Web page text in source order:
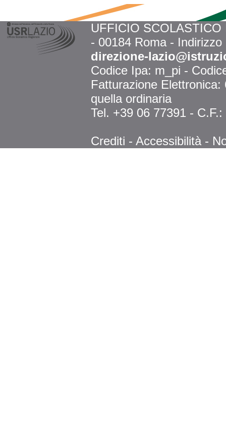
UFFICIO
- 00184 Roma -
direzione-
Codice Ipa: m_pi -
Fatturazione
quella ordinaria
Tel. +39 06 77391 -
Crediti - Accessibilità -